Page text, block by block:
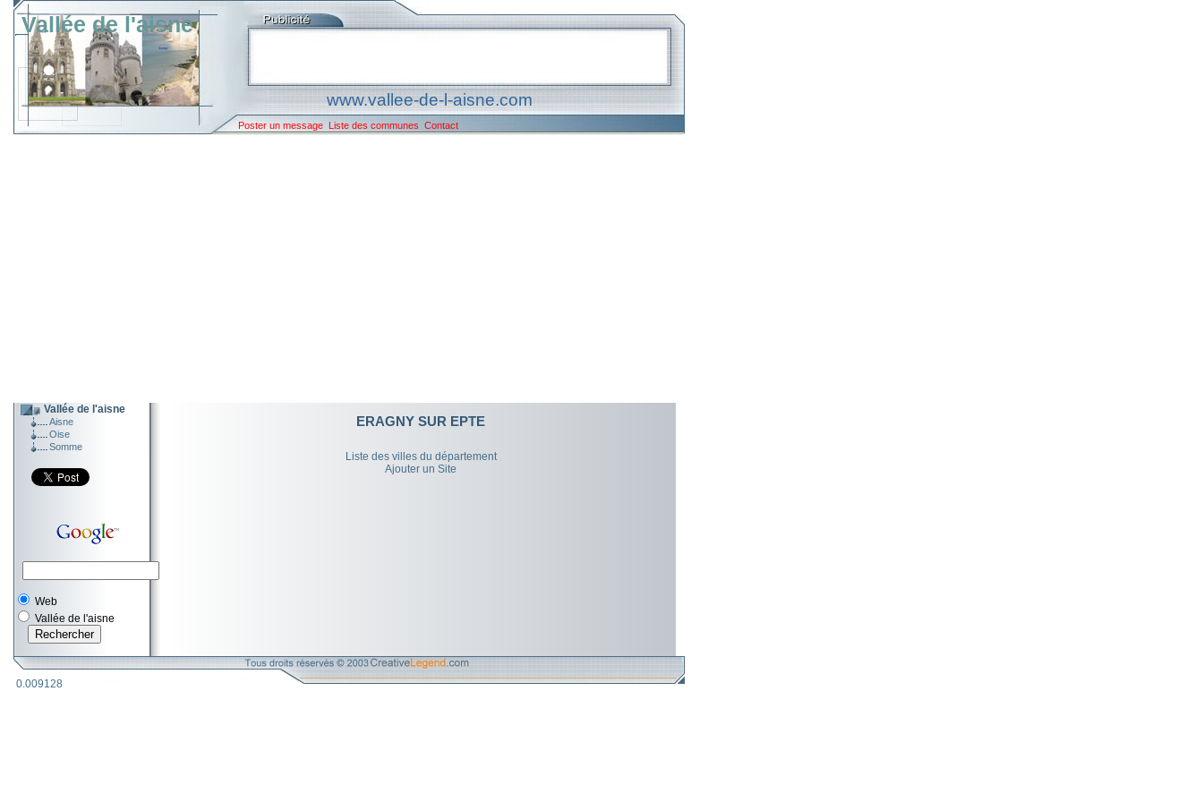
Vallée de l'aisne
www.vallee-de-l-aisne.com
Poster un message Liste des communes Contact
Vallée de l'aisne
Aisne
Oise
Somme
Web
Vallée de l'aisne
ERAGNY SUR EPTE
Liste des villes du département
Ajouter un Site
0.009128